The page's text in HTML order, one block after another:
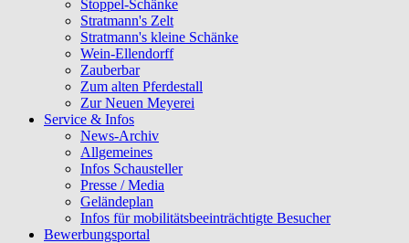
Stoppel-Schänke
Stratmann's Zelt
Stratmann's kleine Schänke
Wein-Ellendorff
Zauberbar
Zum alten Pferdestall
Zur Neuen Meyerei
Service & Infos
News-Archiv
Allgemeines
Infos Schausteller
Presse / Media
Geländeplan
Infos für mobilitätsbeeinträchtigte Besucher
Bewerbungsportal